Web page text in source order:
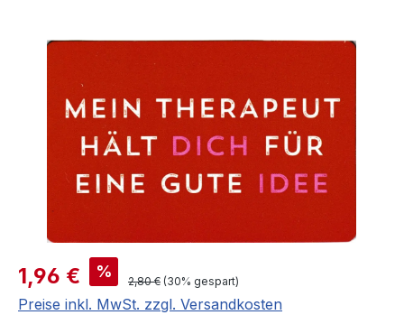
Bildergalerie überspringen
Verkaufspreis:
1,96 € % Regulärer Preis:
2,80 € (30% gespart)
Preise inkl. MwSt. zzgl. Versandkosten